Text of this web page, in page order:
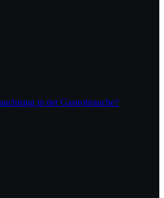
in der Gastrobranche?